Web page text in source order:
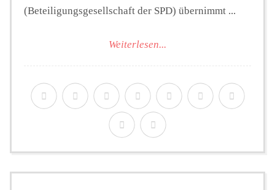
(Beteiligungsgesellschaft der SPD) übernimmt ...
Weiterlesen...